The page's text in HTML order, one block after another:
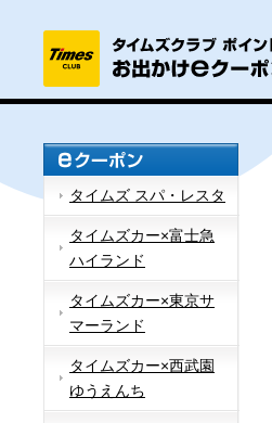
タイムズ スパ・レスタ
タイムズカー×富士急
ハイランド
タイムズカー×東京サ
マーランド
タイムズカー×西武園
ゆうえんち